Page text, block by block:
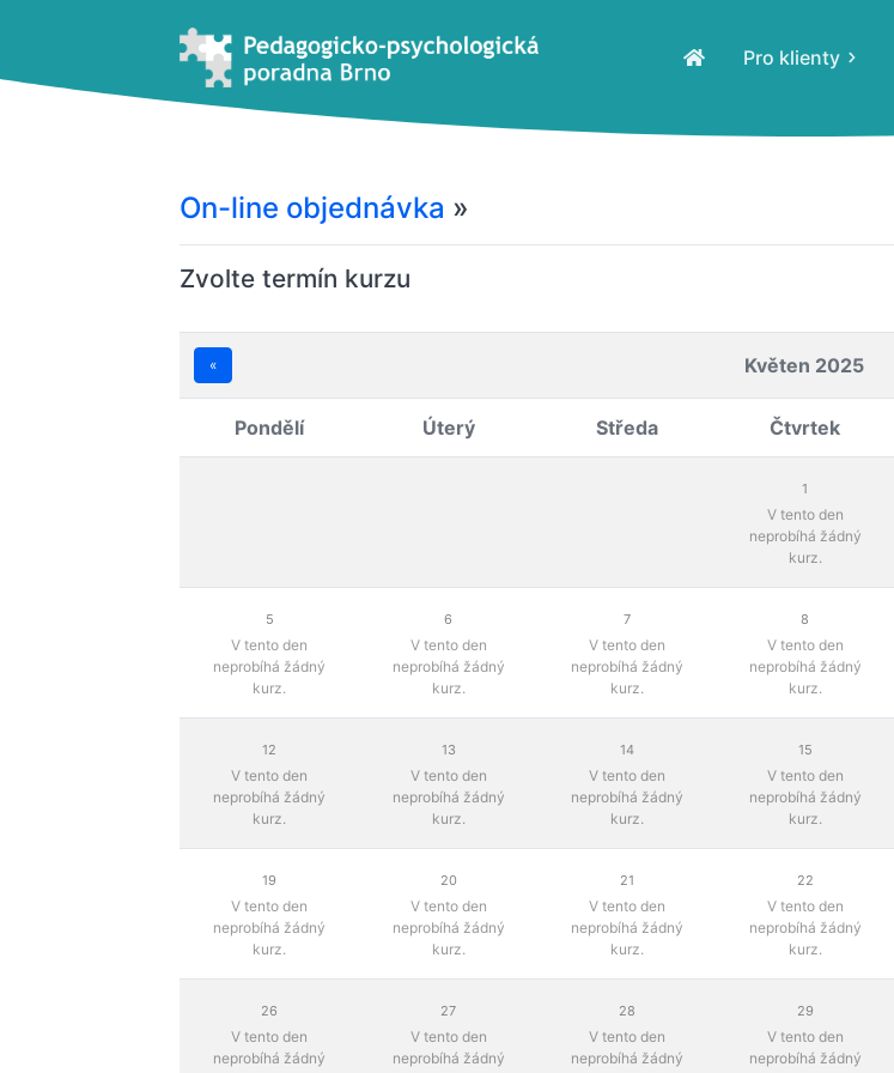
Pro klienty
On-line objednávka »
Zvolte termín kurzu
« Květen 2025
Pondělí Úterý Středa Čtvrtek
1
V tento den
neprobíhá žádný
kurz.
5
V tento den
neprobíhá žádný
kurz.
6
V tento den
neprobíhá žádný
kurz.
7
V tento den
neprobíhá žádný
kurz.
8
V tento den
neprobíhá žádný
kurz.
12
V tento den
neprobíhá žádný
kurz.
13
V tento den
neprobíhá žádný
kurz.
14
V tento den
neprobíhá žádný
kurz.
15
V tento den
neprobíhá žádný
kurz.
19
V tento den
neprobíhá žádný
kurz.
20
V tento den
neprobíhá žádný
kurz.
21
V tento den
neprobíhá žádný
kurz.
22
V tento den
neprobíhá žádný
kurz.
26
V tento den
neprobíhá žádný
27
V tento den
neprobíhá žádný
28
V tento den
neprobíhá žádný
29
V tento den
neprobíhá žádný